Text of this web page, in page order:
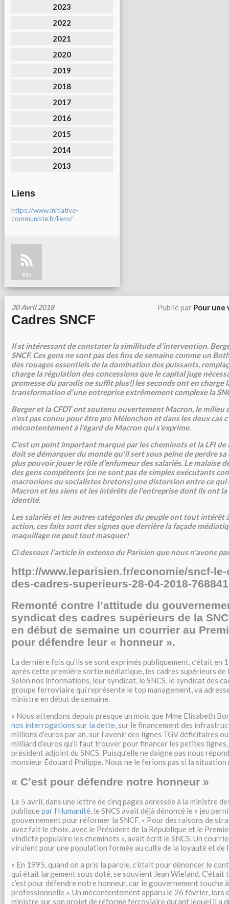
2023
2022
2021
2020
2019
2018
2017
2016
2015
2014
2013
Liens
https://www.initiative-
communiste.fr/liens/
RSS
30 Avril 2018 Publié par Pour une
Cadres SNCF
Il st intéressant de constater la similitude d'intervention.
SNCF. Ces gens ne sont pas des fins de semaine comme un
des rouages essentiels de la domination des puissants,
charge la régulation des concessions que le capital juge
promesse du paradis ne suffit plus!) les seconds ont en charge
transformation d'une entreprise extrêmement complexe la
Berger et la CFDT ont soutenu ouvertement Macron, le milieu
n'est pas connu pour être pro Mélenchon et dans les deux cas
mécontentement à l'égard de Macron qui s'exprime.
C'est un point important marqué par les cheminots et la LFI de
doit se démarquer du monde qu'il sert sous peine de perdre
plus pouvoir jouer le rôle d'enfumeur des salariés. Le malaise
des gens compétents (ce ne sont pas de simples exécutants
macroniens ou socialistes bretons) une distorsion entre ce qui
Macron et les siens et les intérêts de l'entreprise dont ils ont la
identité.
Les salariés et les autres catégories du peuple ont tout intérêt
action, ces faits sont des signes que derrière la façade
maquillage ne peut tout masquer!
Ci dessous l'article in extenso du Parisien que nous n'avons
http://www.leparisien.fr/economie/sncf-
des-cadres-superieurs-28-04-2018-
Remonté contre l’attitude du
syndicat des cadres supérieurs de la
en début de semaine un courrier au
pour défendre leur « honneur ».
La dernière fois qu’ils se sont exprimés publiquement, c’était en
après cette première sortie médiatique, les cadres supérieurs de
Selon nos informations, leur syndicat, le SNCS, le syndicat des
groupe ferroviaire qui représente le top management, va
ministre en début de semaine.
« Nous attendons depuis presque un mois que Mme Elisabeth
nos interrogations sur la dette, sur le financement des
millions d’euros par an, sur l’avenir des lignes TGV déficitaires
milliard d’euros qu’il faut trouver pour financer les petites
président adjoint du SNCS. Puisqu’elle ne daigne pas nous
monsieur Édouard Philippe. Nous ne le ferions pas si la situation
« C’est pour défendre notre honneur »
Le 5 avril, dans une lettre de cinq pages adressée à la ministre
publique par l’Humanité, le SNCS avait déjà dénoncé le « jeu
gouvernement pour réformer la SNCF. « Pour des raisons de
avez fait le choix, avec le Président de la République et le
vindicte populaire les cheminots », avait écrit le SNCS. Un
virulent pour une population formée au culte de la loyauté et de
« En 1995, quand on a pris la parole, c’était pour dénoncer le
qui était largement sous doté, se souvient Jean Wieland. C’était
c’est pour défendre notre honneur, car le gouvernement touche
professionnelle ». Un mécontentement apparu le 26 février, lors
ministre sur son projet de réforme ferroviaire durant lequel il a